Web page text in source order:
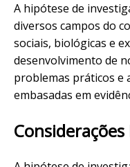
A hipótese de
diversos campos do
sociais, biológicas e
desenvolvimento de
problemas práticos e
embasadas em
Considerações